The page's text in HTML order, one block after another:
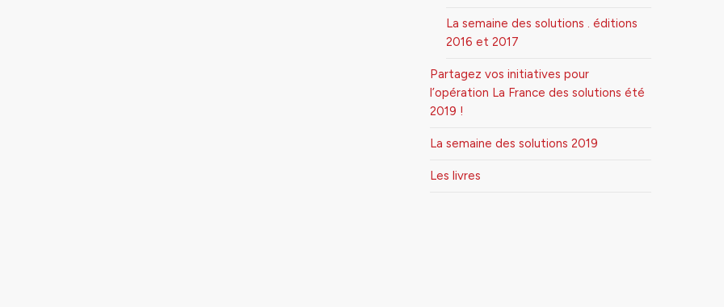
La semaine des solutions . éditions
2016 et 2017
Partagez vos initiatives pour
l’opération La France des solutions été
2019 !
La semaine des solutions 2019
Les livres